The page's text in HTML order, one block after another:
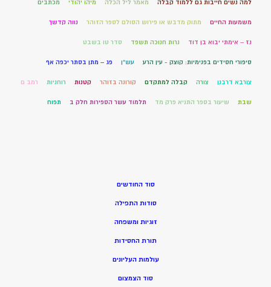
למה נשים חייבות גם ללמוד קבלה מאמר ליל הכלה מיהו יהודי מכתבים
משמעות החיים מתוק מדבש או פירוש הסולם לספר הזוהר נווה קדשך
נז – אימתי יבוא בן דוד נרות חנוכה תשפד סדר טו בשבט
סיפורי חסידים בפנימיות: קוצק - עין הרע עש"ן פג – מתן בסתר יכפה אף
צורבא דרבנן צורה קבלה למתקדם קורונה בזוהר קטנות רוחניות רמב ם
שבת שיעור בספר התניא פרק מד תלמוד עשר הספירות חלק ב תפוח
סוד החודשים
סודות התפילה
זוגיות ומשפחה
תורת החסידות
עולמות העליונים
סוד הצמצום